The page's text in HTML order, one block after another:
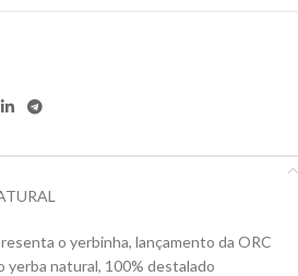
o yerbinha, lançamento da ORC
yerba natural, 100% destalado